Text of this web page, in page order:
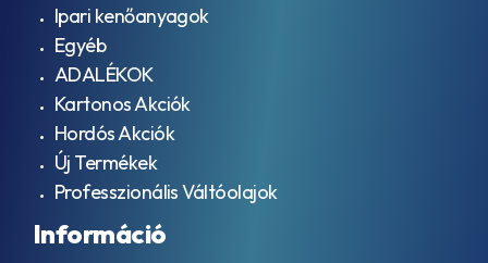
Ipari kenőanyagok
Egyéb
ADALÉKOK
Kartonos Akciók
Hordós Akciók
Új Termékek
Professzionális Váltóolajok
Információ